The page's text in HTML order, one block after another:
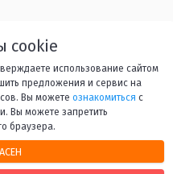
4
cookie
использование сайтом
предложения и сервис на
Вы можете ознакомиться с
Вы можете запретить
браузера.